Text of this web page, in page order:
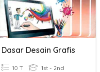
Dasar Desain Grafis
10 T 1st - 2nd